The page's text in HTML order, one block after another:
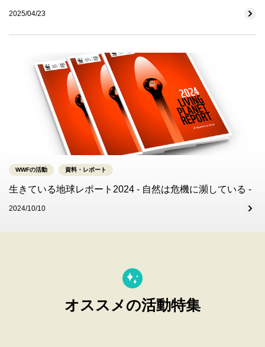
2025/04/23
WWFの活動 資料・レポート
生きている地球レポート2024 - 自然は危機に瀕している -
2024/10/10
オススメの活動特集